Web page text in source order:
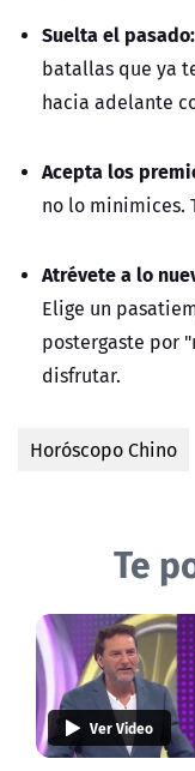
Suelta el pasado:
batallas que ya
hacia adelante
Acepta los
no lo minimices.
Atrévete a lo
Elige un
postergaste por
disfrutar.
Horóscopo Chino
Te
Ver Video